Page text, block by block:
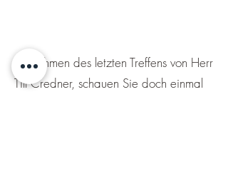
Aufnahmen des letzten Treffens von Herr
Till Credner, schauen Sie doch einmal